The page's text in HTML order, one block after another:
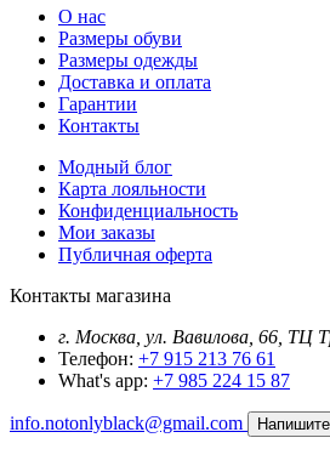
О нас
Размеры обуви
Размеры одежды
Доставка и оплата
Гарантии
Контакты
Модный блог
Карта лояльности
Конфиденциальность
Мои заказы
Публичная оферта
Контакты магазина
г. Москва, ул. Вавилова, 66,
Телефон: +7 915 213 76 61
What's app: +7 985 224 15 87
info.notonlyblack@gmail.com